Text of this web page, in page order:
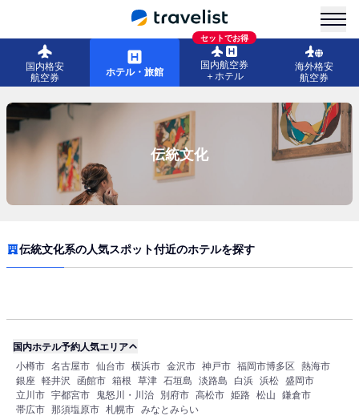
国内格安
航空券
ホテル・旅館
セットでお得
国内航空券
＋ホテル
海外格安
航空券
伝統文化
伝統文化系の人気スポット付近のホテルを探す
国内ホテル予約人気エリア
小樽市 名古屋市 仙台市 横浜市 金沢市 神戸市 福岡市博多区 熱海市
銀座 軽井沢 函館市 箱根 草津 石垣島 淡路島 白浜 浜松 盛岡市
立川市 宇都宮市 鬼怒川・川治 別府市 高松市 姫路 松山 鎌倉市
帯広市 那須塩原市 札幌市 みなとみらい